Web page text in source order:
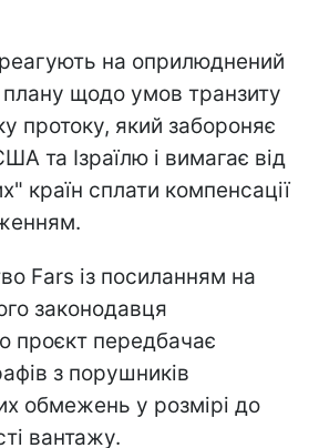
на оприлюднений
плану щодо умов транзиту
протоку, який забороняє
та Ізраїлю і вимагає від
країн сплати компенсації
Fars із посиланням на
законодавця
проєкт передбачає
з порушників
обмежень у розмірі до
вантажу.